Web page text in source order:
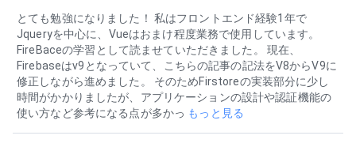
とても勉強になりました！ 私はフロントエンド経験1年で
Jqueryを中心に、Vueはおまけ程度業務で使用しています。
FireBaceの学習として読ませていただきました。 現在、
Firebaseはv9となっていて、こちらの記事の記法をV8からV9に
修正しながら進めました。 そのためFirstoreの実装部分に少し
時間がかかりましたが、アプリケーションの設計や認証機能の
使い方など参考になる点が多かっ もっと見る